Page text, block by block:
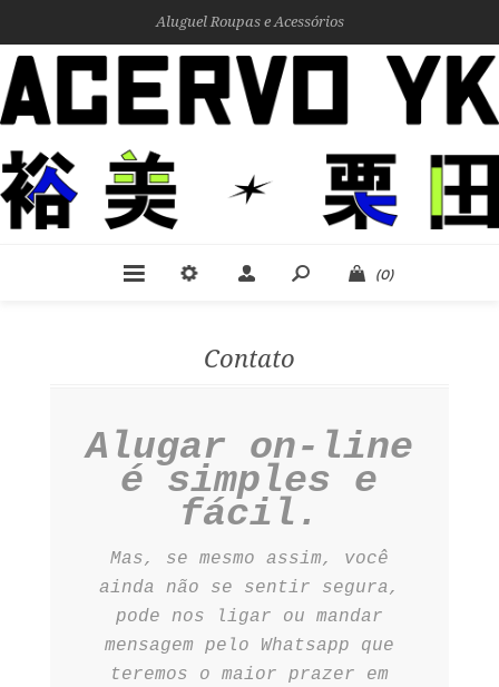
Aluguel Roupas e Acessórios
(0)
Contato
Alugar on-line
é simples e
fácil.
Mas, se mesmo assim, você
ainda não se sentir segura,
pode nos ligar ou mandar
mensagem pelo Whatsapp que
teremos o maior prazer em